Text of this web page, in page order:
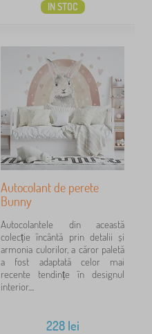
IN STOC
Autocolant de perete
Bunny
Autocolantele din această
colecție încântă prin detalii și
armonia culorilor, a căror paletă
a fost adaptată celor mai
recente tendințe în designul
interior....
228lei